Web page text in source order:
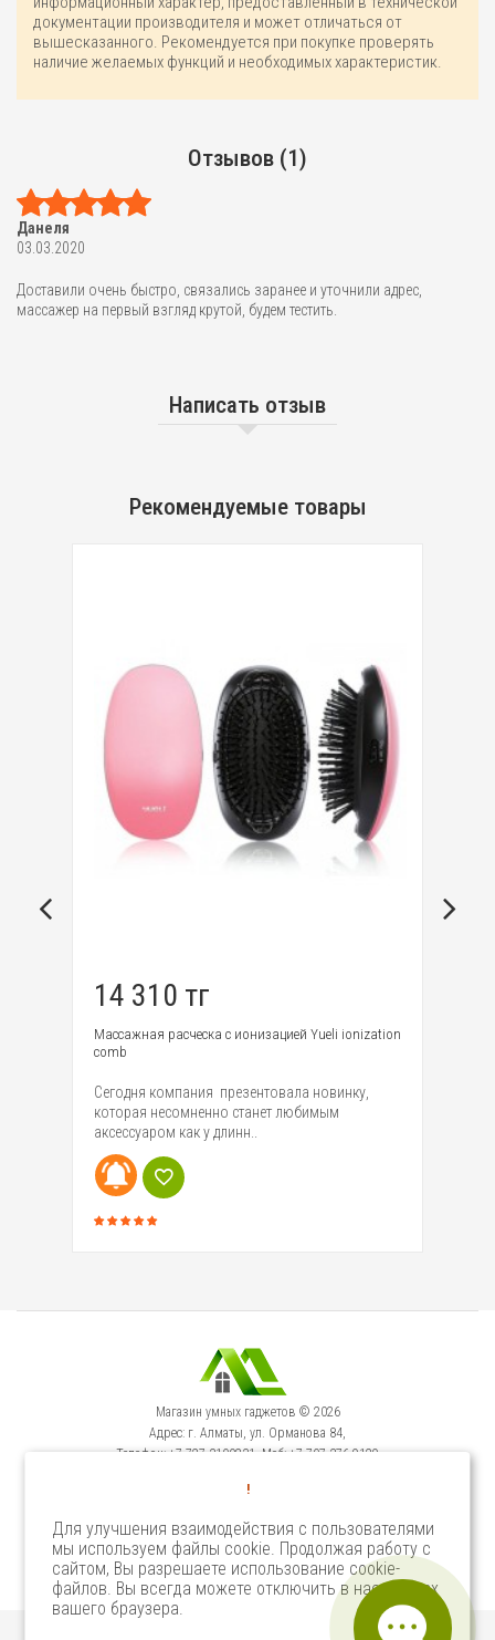
документации производителя и может отличаться от
вышесказанного. Рекомендуется при покупке проверять
наличие желаемых функций и необходимых характеристик.
Отзывов (1)
Данеля
03.03.2020
Доставили очень быстро, связались заранее и уточнили адрес,
массажер на первый взгляд крутой, будем тестить.
Написать отзыв
Рекомендуемые товары
14 310 тг
Массажная расческа с ионизацией Yueli ionization
comb
Сегодня компания презентовала новинку,
которая несомненно станет любимым
аксессуаром как у длинн..
Магазин умных гаджетов © 2026
Адрес: г. Алматы, ул. Орманова 84,
Телефон: +7-727-3100231, Моб: +7-707-376-9129
Сервисный Центр: г. Алматы, ул. Орманова 84.
▼
!
Для улучшения взаимодействия с пользователями
мы используем файлы cookie. Продолжая работу с
сайтом, Вы разрешаете использование cookie-
файлов. Вы всегда можете отключить в настройках
вашего браузера.